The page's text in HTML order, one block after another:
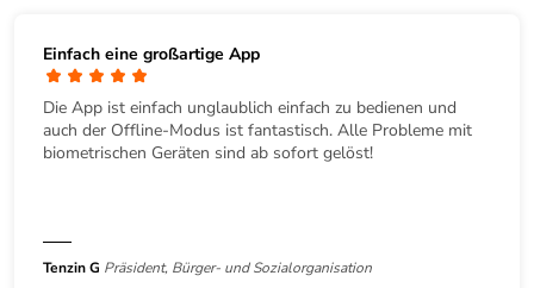
Einfach eine großartige App
Die App ist einfach unglaublich einfach zu bedienen und
auch der Offline-Modus ist fantastisch. Alle Probleme mit
biometrischen Geräten sind ab sofort gelöst!
Tenzin G Präsident, Bürger- und Sozialorganisation